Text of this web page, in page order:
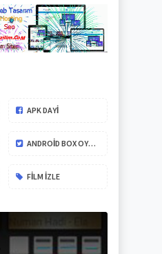
APK DAYİ
ANDROID BOX OYUNLARI
FILM IZLE